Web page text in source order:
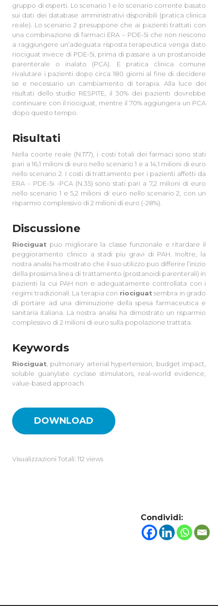
gruppo di esperti. Lo scenario 1 e lo scenario corrente basato
sui dati dei database amministrativi disponibili (pratica clinica
reale). Lo scenario 2 presuppone che ai pazienti trattati con
una combinazione di farmaci ERA – PDE-5i che non riescono
a raggiungere un’adeguata risposta terapeutica venga dato
riociguat invece di PDE-5i, prima di passare a un prostanoide
parenterale o inalato (PCA). E pratica clinica comune
rivalutare i pazienti dopo circa 180 giorni al fine di decidere
se e necessario un cambiamento di terapia. Alla luce dei
risultati dello studio RESPITE, il 30% dei pazienti dovrebbe
continuare con il riociguat, mentre il 70% aggiungera un PCA
dopo questo tempo.
Risultati
Nella coorte reale (N.177), i costi totali dei farmaci sono stati
pari a 16,1 milioni di euro nello scenario 1 e a 14,1 milioni di euro
nello scenario 2. I costi di trattamento per i pazienti affetti da
ERA – PDE-5i -PCA (N.35) sono stati pari a 7,2 milioni di euro
nello scenario 1 e 5,2 milioni di euro nello scenario 2, con un
risparmio complessivo di 2 milioni di euro (-28%).
Discussione
Riociguat puo migliorare la classe funzionale e ritardare il
peggioramento clinico a stadi piu gravi di PAH. Inoltre, la
nostra analisi ha mostrato che il suo utilizzo puo differire l’inizio
della prossima linea di trattamento (prostanoidi parenterali) in
pazienti la cui PAH non e adeguatamente controllata con i
regimi tradizionali. La terapia con riociguat sembra in grado
di portare ad una diminuzione della spesa farmaceutica e
sanitaria italiana. La nostra analisi ha dimostrato un risparmio
complessivo di 2 milioni di euro sulla popolazione trattata.
Keywords
Riociguat , pulmonary arterial hypertension, budget impact,
soluble guanylate cyclase stimulators, real-world evidence,
value-based approach.
DOWNLOAD
Visualizzazioni Totali: 112 views
Condividi: